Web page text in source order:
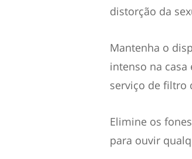
distorção da
Mantenha o
intenso na
serviço de filtro
Elimine os
para ouvir